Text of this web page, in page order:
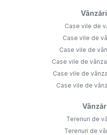
Case vile de
Case vile de
Case vile de
Case vile de
Case vile de
Case vile de
Terenuri de
Terenuri de